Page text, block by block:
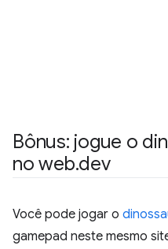
Bônus: jogue o
no web.dev
Você pode jogar o
gamepad neste mesmo